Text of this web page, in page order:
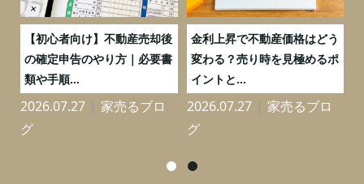
【初心者向け】不動産売却後
の確定申告のやり方｜必要書
類や手順...
2026.07.27
家売るブロ
グ
金利上昇で不動産価格はどう
変わる？売り時を見極めるポ
イントと...
2026.07.27
家売るブロ
グ